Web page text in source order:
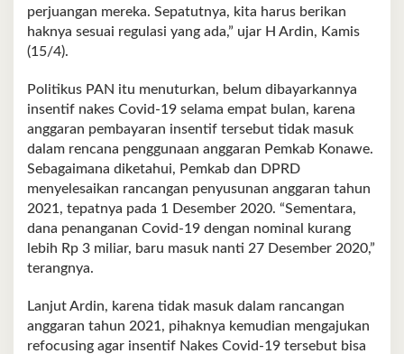
perjuangan mereka. Sepatutnya, kita harus berikan
haknya sesuai regulasi yang ada,” ujar H Ardin, Kamis
(15/4).
Politikus PAN itu menuturkan, belum dibayarkannya
insentif nakes Covid-19 selama empat bulan, karena
anggaran pembayaran insentif tersebut tidak masuk
dalam rencana penggunaan anggaran Pemkab Konawe.
Sebagaimana diketahui, Pemkab dan DPRD
menyelesaikan rancangan penyusunan anggaran tahun
2021, tepatnya pada 1 Desember 2020. “Sementara,
dana penanganan Covid-19 dengan nominal kurang
lebih Rp 3 miliar, baru masuk nanti 27 Desember 2020,”
terangnya.
Lanjut Ardin, karena tidak masuk dalam rancangan
anggaran tahun 2021, pihaknya kemudian mengajukan
refocusing agar insentif Nakes Covid-19 tersebut bisa